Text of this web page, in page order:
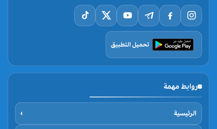
تحميل التطبيق
روابط مهمة
الرئيسية ›